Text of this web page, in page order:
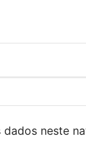
dados neste